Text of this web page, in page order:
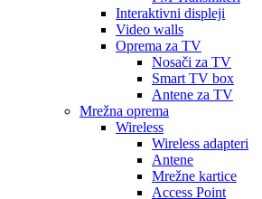
Interaktivni displeji
Video walls
Oprema za TV
Nosači za TV
Smart TV box
Antene za TV
Mrežna oprema
Wireless
Wireless adapteri
Antene
Mrežne kartice
Access Point